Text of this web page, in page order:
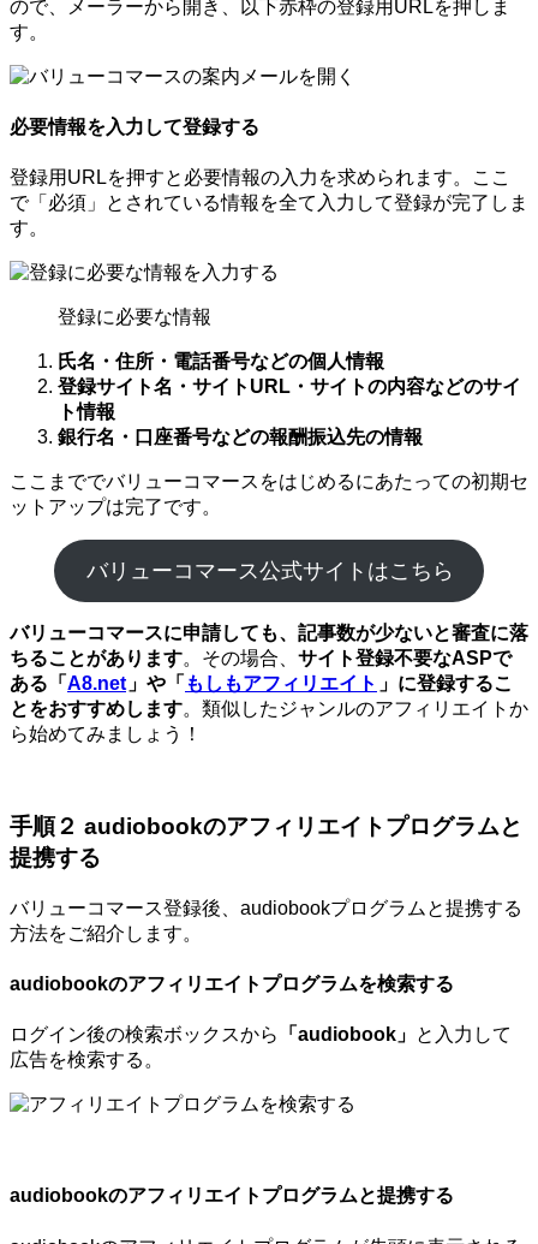
ので、メーラーから開き、以下赤枠の登録用URLを押しま
す。
必要情報を入力して登録する
登録用URLを押すと必要情報の入力を求められます。ここ
で「必須」とされている情報を全て入力して登録が完了しま
す。
登録に必要な情報
氏名・住所・電話番号などの個人情報
登録サイト名・サイトURL・サイトの内容などのサイ
ト情報
銀行名・口座番号などの報酬振込先の情報
ここまででバリューコマースをはじめるにあたっての初期セ
ットアップは完了です。
バリューコマース公式サイトはこちら
バリューコマースに申請しても、記事数が少ないと審査に落
ちることがあります。その場合、 サイト登録不要なASPで
ある「 A8.net 」や「 もしもアフィリエイト 」に登録するこ
とをおすすめします。類似したジャンルのアフィリエイトか
ら始めてみましょう！
手順２ audiobookのアフィリエイトプログラムと
提携する
バリューコマース登録後、audiobookプログラムと提携する
方法をご紹介します。
audiobookのアフィリエイトプログラムを検索する
ログイン後の検索ボックスから 「audiobook」 と入力して
広告を検索する。
audiobookのアフィリエイトプログラムと提携する